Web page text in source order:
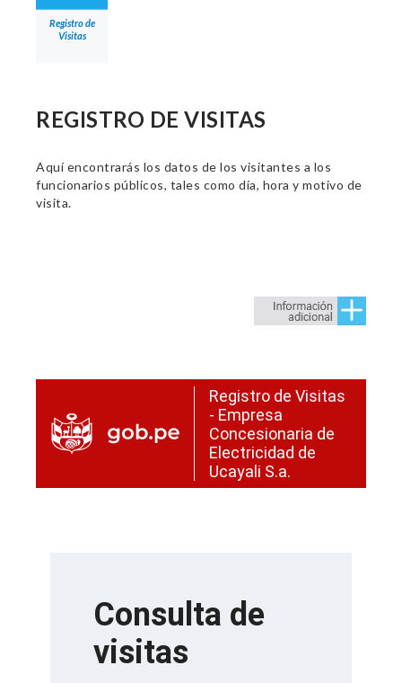
Registro de
Visitas
REGISTRO DE VISITAS
Aquí encontrarás los datos de los visitantes a los
funcionarios públicos, tales como día, hora y motivo de
visita.